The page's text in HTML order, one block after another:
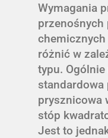
Wymagania
różnić w
typu.
standardowa
prysznicowa
stóp
Jest to